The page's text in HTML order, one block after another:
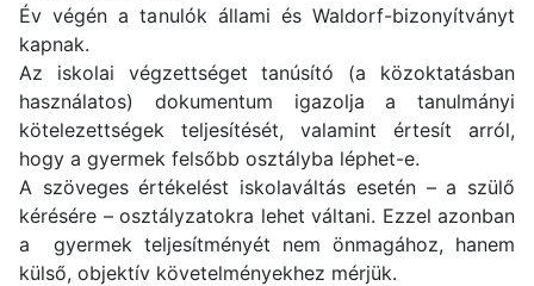
Év végén a tanulók állami és Waldorf-bizonyítványt
kapnak.
Az iskolai végzettséget tanúsító (a közoktatásban
használatos) dokumentum igazolja a tanulmányi
kötelezettségek teljesítését, valamint értesít arról,
hogy a gyermek felsőbb osztályba léphet-e.
A szöveges értékelést iskolaváltás esetén – a szülő
kérésére – osztályzatokra lehet váltani. Ezzel azonban
a gyermek teljesítményét nem önmagához, hanem
külső, objektív követelményekhez mérjük.